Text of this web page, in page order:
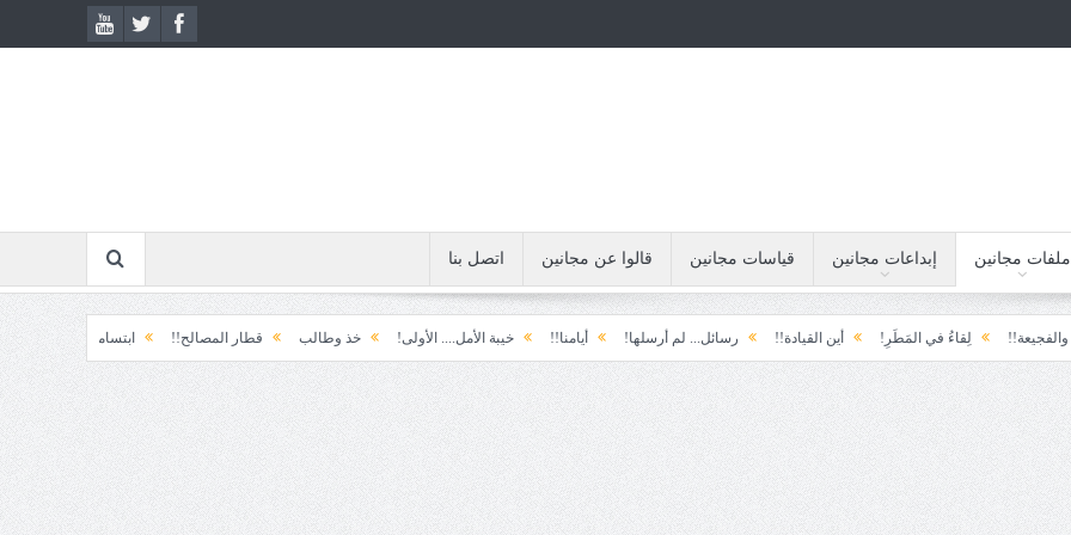
ملفات مجانين إبداعات مجانين قياسات مجانين قالوا عن مجانين اتصل بنا
لِقاءُ في المَطَرِ! أين القيادة!! رسائل... لم أرسلها! أيامنا!! خيبة الأمل.... الأولى! خذ وطالب قطار المصالح!! ابتسامة الطوارئ! المكوّن